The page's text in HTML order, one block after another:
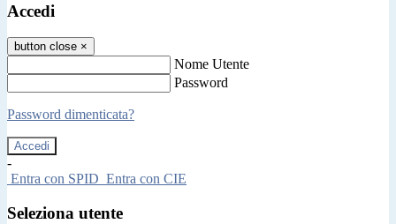
Accedi
button close ×
Nome Utente
Password
Password dimenticata?
-
Entra con SPID Entra con CIE
Seleziona utente